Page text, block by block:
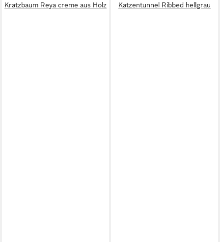
Kratzbaum Reya creme aus Holz
Katzentunnel Ribbed hellgrau